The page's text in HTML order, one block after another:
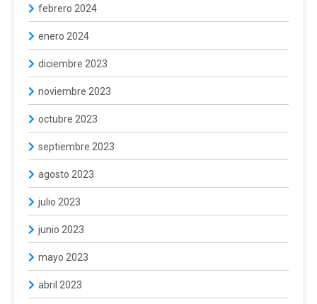
febrero 2024
enero 2024
diciembre 2023
noviembre 2023
octubre 2023
septiembre 2023
agosto 2023
julio 2023
junio 2023
mayo 2023
abril 2023